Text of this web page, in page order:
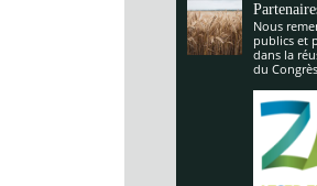
Nous
publics et
dans la
du